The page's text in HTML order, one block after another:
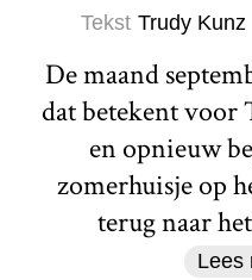
Tekst Trudy Kunz
De maand
dat betekent voor
en opnieuw
zomerhuisje op
terug naar
Lees